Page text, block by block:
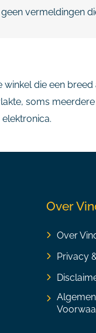
vermeldingen
winkel die een
soms
Over
Over
Privacy